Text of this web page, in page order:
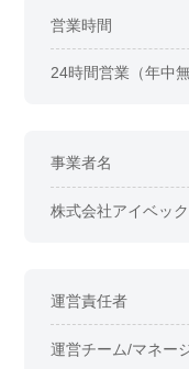
営業時間
24時間営業（年中無
事業者名
株式会社アイベック
運営責任者
運営チーム/マネー